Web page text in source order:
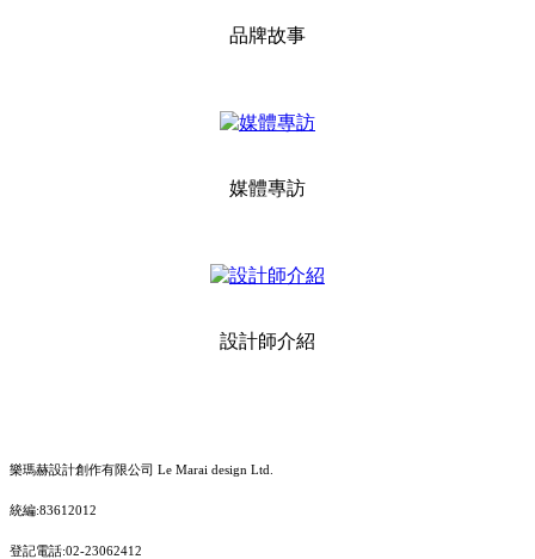
品牌故事
媒體專訪
設計師介紹
樂瑪赫設計創作有限公司 Le Marai design Ltd.
統編:83612012
登記電話:02-23062412